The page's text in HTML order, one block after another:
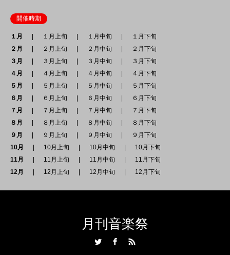
開催時期
１月 １月上旬 １月中旬
１月下旬
２月
２月上旬 ２月中旬
２月下旬
３月
３月上旬 ３月中旬
３月下旬
４月
４月上旬 ４月中旬
４月下旬
５月
５月上旬 ５月中旬
５月下旬
６月
６月上旬 ６月中旬
６月下旬
７月
７月上旬 ７月中旬
７月下旬
８月
８月上旬 ８月中旬
８月下旬
９月
９月上旬 ９月中旬
９月下旬
10月
10月上旬 10月中旬
10月下旬
11月
11月上旬 11月中旬
11月下旬
12月
12月上旬 12月中旬 12月下旬
月刊音楽祭